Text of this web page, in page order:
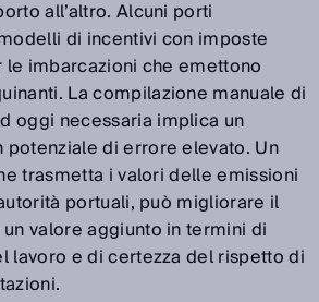
all’altro. Alcuni porti
di incentivi con imposte
imbarcazioni che emettono
La compilazione manuale di
oggi necessaria implica un
di errore elevato. Un
trasmetta i valori delle emissioni
portuali, può migliorare il
valore aggiunto in termini di
lavoro e di certezza del rispetto di